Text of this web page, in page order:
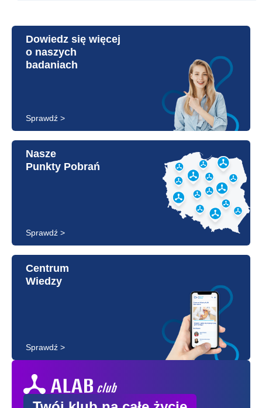
Dowiedz się więcej
o naszych
badaniach
Sprawdź >
Nasze
Punkty Pobrań
Sprawdź >
Centrum
Wiedzy
Sprawdź >